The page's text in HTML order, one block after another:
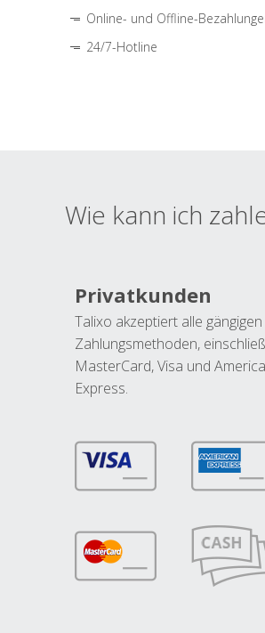
Online- und Offline-
24/7-Hotline
Wie kann ich
Privatkunden
Talixo akzeptiert alle gängigen
Zahlungsmethoden,
MasterCard, Visa und
Express.